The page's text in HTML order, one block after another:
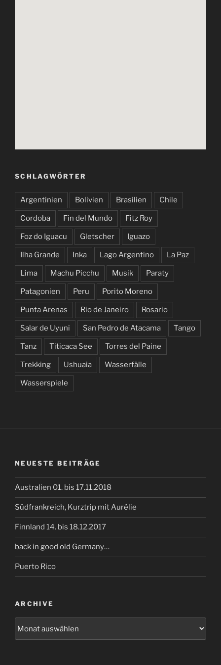
SCHLAGWÖRTER
Argentinien Bolivien Brasilien Chile
Cordoba Fin del Mundo Fitz Roy
Foz do Iguacu Gletscher Iguazo
Ilha Grande Inka Lago Argentino La Paz
Lima Machu Picchu Musik Paraty
Patagonien Peru Porito Moreno
Punta Arenas Rio de Janeiro Rosario
Salar de Uyuni San Pedro de Atacama Tango
Tanz Titicaca See Torres del Paine
Trekking Ushuaia Wasserfälle
Wasserspiele
NEUESTE BEITRÄGE
Australien 01. bis 17.11.2018
Südfrankreich, Kurztrip mit Aurélie
Finnland 14. bis 18.12.2017
back in good old Germany…
Puerto Rico
ARCHIVE